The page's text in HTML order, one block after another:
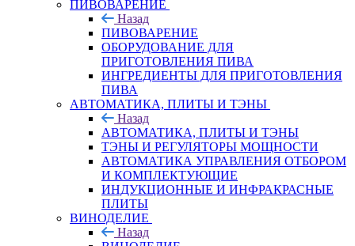
ПИВОВАРЕНИЕ
Назад
ПИВОВАРЕНИЕ
ОБОРУДОВАНИЕ ДЛЯ
ПРИГОТОВЛЕНИЯ ПИВА
ИНГPЕДИЕНТЫ ДЛЯ ПРИГОТОВЛЕНИЯ
ПИВА
АВТОМАТИКА, ПЛИТЫ И ТЭНЫ
Назад
АВТОМАТИКА, ПЛИТЫ И ТЭНЫ
ТЭНЫ И РЕГУЛЯТОРЫ МОЩНОСТИ
АВТОМАТИКА УПРАВЛЕНИЯ ОТБОРОМ
И КОМПЛЕКТУЮЩИЕ
ИНДУКЦИОННЫЕ И ИНФРАКРАСНЫЕ
ПЛИТЫ
ВИНОДЕЛИЕ
Назад